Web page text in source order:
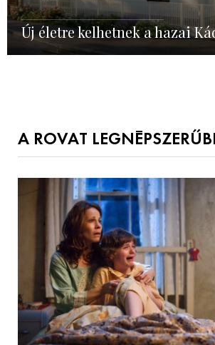
Új életre kelhetnek a hazai
A ROVAT